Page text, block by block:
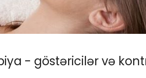
- göstəricilər və